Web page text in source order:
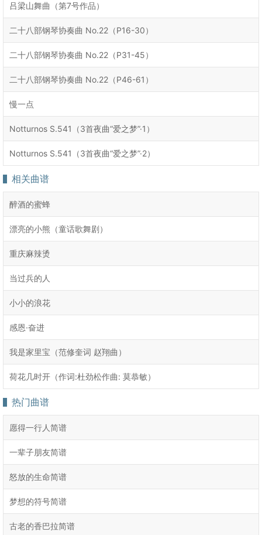
吕梁山舞曲（第7号作品）
二十八部钢琴协奏曲 No.22（P16-30）
二十八部钢琴协奏曲 No.22（P31-45）
二十八部钢琴协奏曲 No.22（P46-61）
慢一点
Notturnos S.541（3首夜曲“爱之梦”·1）
Notturnos S.541（3首夜曲“爱之梦”·2）
相关曲谱
醉酒的蜜蜂
漂亮的小熊（童话歌舞剧）
重庆麻辣烫
当过兵的人
小小的浪花
感恩·奋进
我是家里宝（范修奎词 赵翔曲）
荷花几时开（作词:杜劲松作曲: 莫恭敏）
热门曲谱
愿得一行人简谱
一辈子朋友简谱
怒放的生命简谱
梦想的符号简谱
古老的香巴拉简谱